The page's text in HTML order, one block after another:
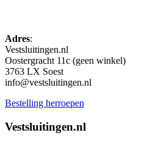
Adres:
Vestsluitingen.nl
Oostergracht 11c (geen winkel)
3763 LX Soest
info@vestsluitingen.nl
Bestelling herroepen
Vestsluitingen.nl